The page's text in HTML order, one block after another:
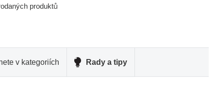
produktů
v kategoriích Rady a tipy